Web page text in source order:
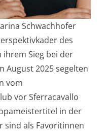
Schwachhofer
des
ihrem Sieg bei der
August 2025 segelten
vom
vor Sferracavallo
in der
sind als Favoritinnen